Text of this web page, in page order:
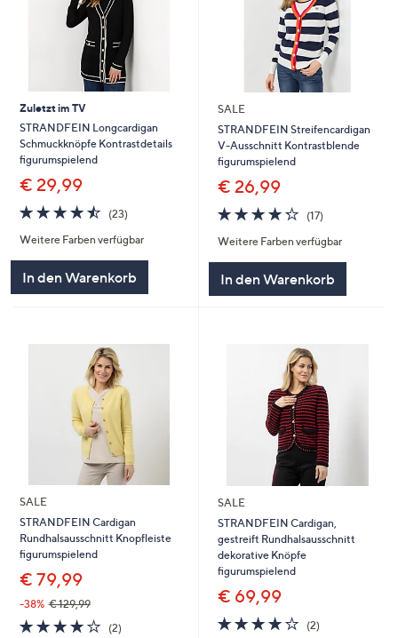
Zuletzt im TV
STRANDFEIN Longcardigan
Schmuckknöpfe Kontrastdetails
figurumspielend
€ 29,99
4.4
von
5
(23)23
Weitere Farben verfügbar
In den Warenkorb
SALE
STRANDFEIN Streifencardigan
V-Ausschnitt Kontrastblende
figurumspielend
€ 26,99
4.2
von
5
(17)17
Weitere Farben verfügbar
In den Warenkorb
SALE
STRANDFEIN Cardigan
Rundhalsausschnitt Knopfleiste
figurumspielend
€ 79,99
-38% € 129,99
4.0
(2)2
SALE
STRANDFEIN Cardigan,
gestreift Rundhalsausschnitt
dekorative Knöpfe
figurumspielend
€ 69,99
4.0
(2)2